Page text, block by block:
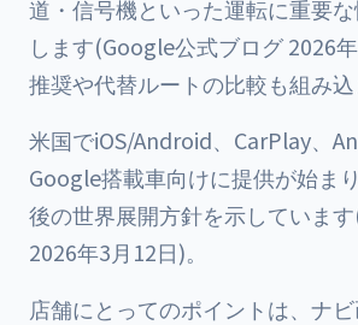
道・信号機といった運転に重要
します(Google公式ブログ 2026
推奨や代替ルートの比較も組み込
米国でiOS/Android、CarPlay、
Google搭載車向けに提供が始ま
後の世界展開方針を示していま
2026年3月12日)。
店舗にとってのポイントは、ナ